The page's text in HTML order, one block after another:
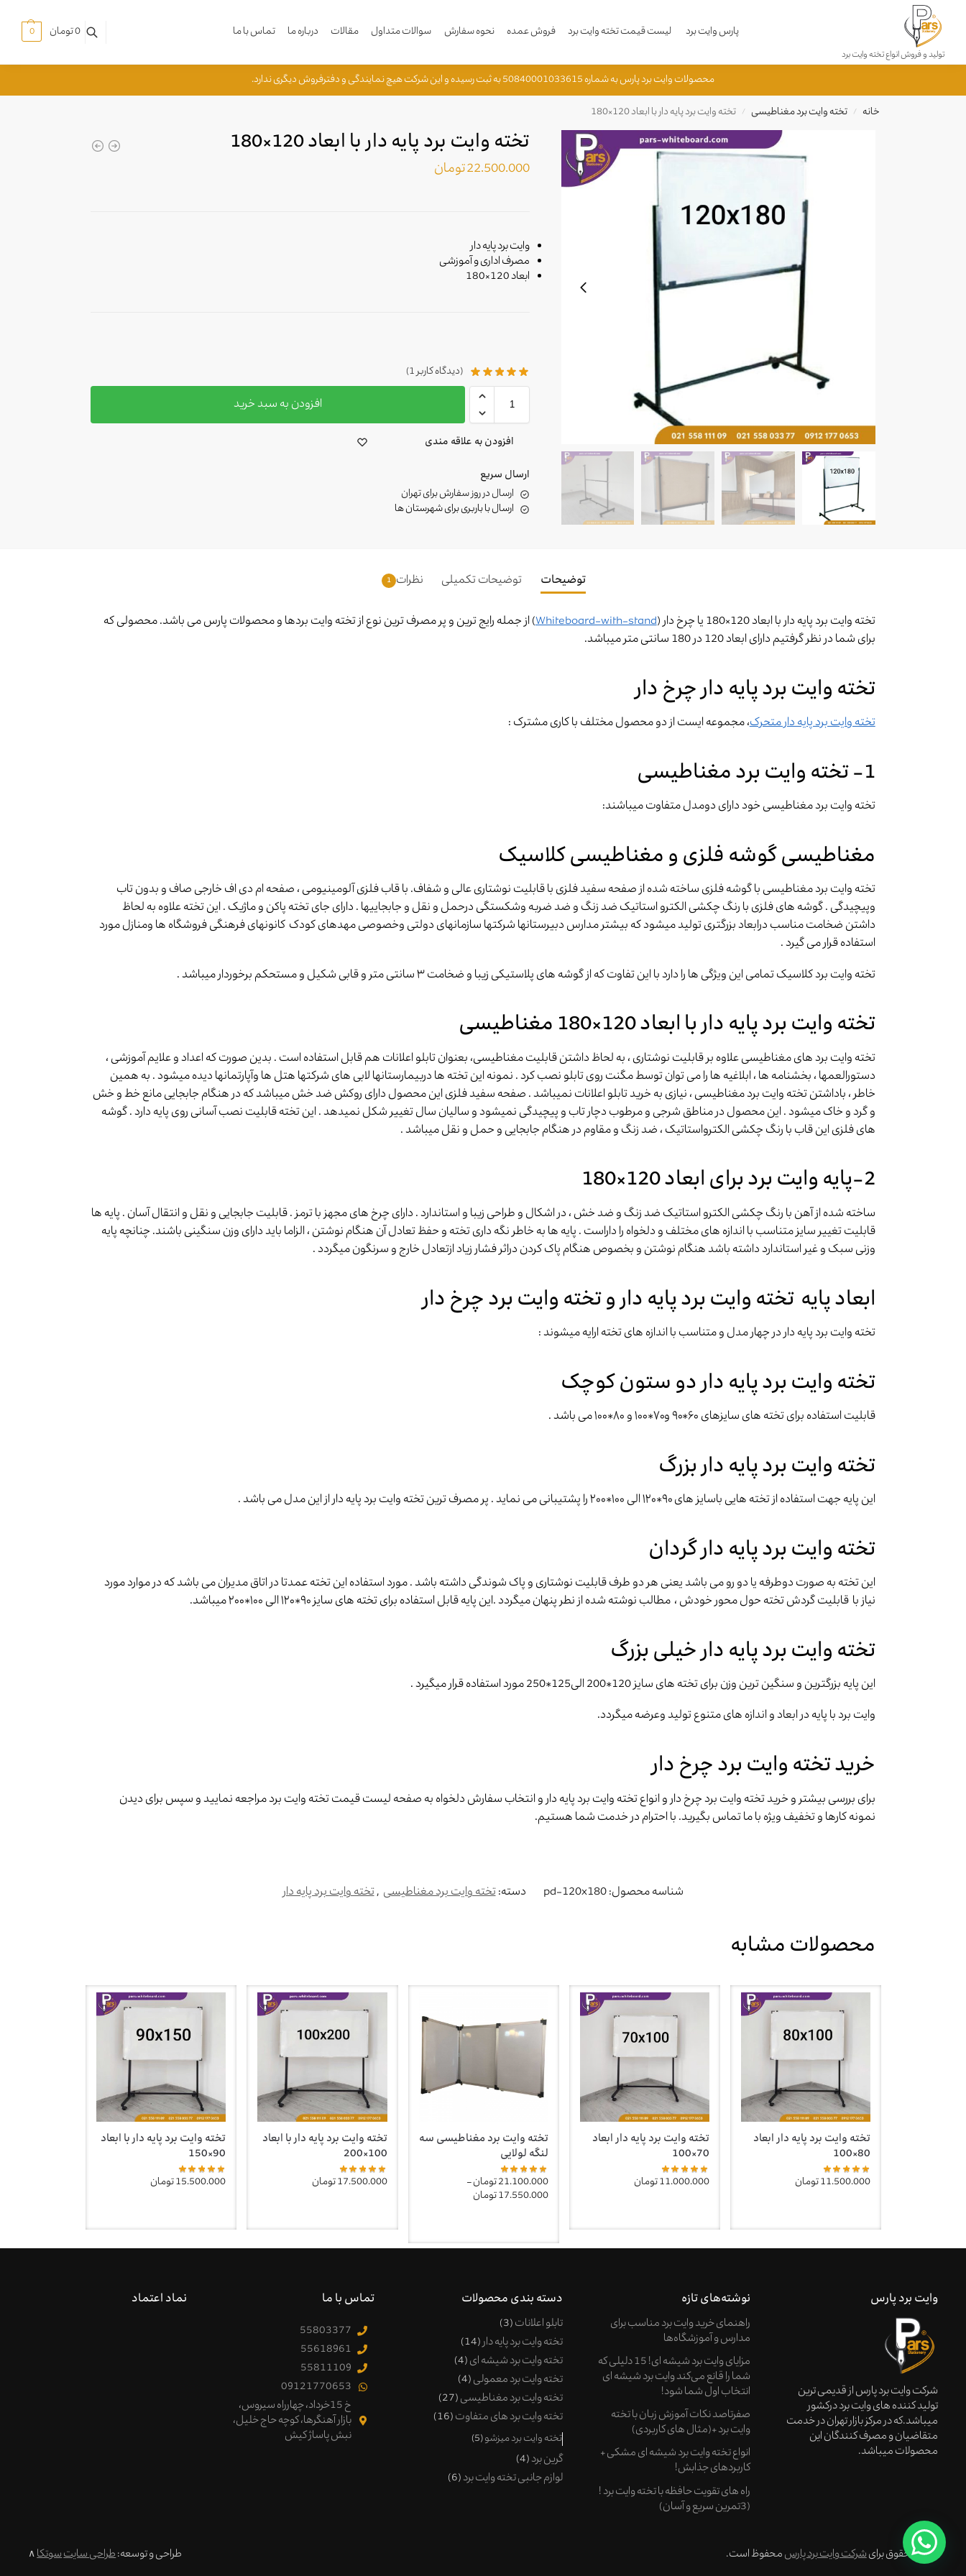
تولید و فروش انواع تخته وایت برد
پارس وایت برد لیست قیمت تخته وایت برد فروش عمده نحوه سفارش سوالات متداول مقالات درباره ما تماس با ما
محصولات جدید
جستجو
0تومان 0
محصولات وایت برد پارس به شماره 50840001033615 به ثبت رسیده و این شرکت هیچ نمایندگی و دفترفروش دیگری ندارد.
خانه / تخته وایت برد مغناطیسی / تخته وایت برد پایه دار با ابعاد 120×180
تخته وایت برد پایه دار با ابعاد 120×180
22.500.000تومان
وایت برد پایه دار
مصرف اداری و آموزشی
ابعاد 120×180
(دیدگاه کاربر1
)
افزودن به سبد خرید
افزودن به علاقه مندی
ارسال سریع
ارسال در روز سفارش برای تهران
ارسال با باربری برای شهرستان ها
توضیحات توضیحات تکمیلی نظرات 1
تخته وایت برد پایه دار با ابعاد 120×180 یا چرخ دار ( Whiteboard-with-stand) از جمله رایج ترین و پر مصرف ترین نوع از تخته وایت بردها و محصولات پارس می باشد. محصولی که
برای شما در نظر گرفتیم دارای ابعاد 120 در 180 سانتی متر میباشد.
تخته وایت برد پایه دار چرخ دار
تخته وایت برد پایه دار متحرک، مجموعه ایست از دو محصول مختلف با کاری مشترک :
1- تخته وایت برد مغناطیسی
تخته وایت برد مغناطیسی خود دارای دومدل متفاوت میباشند:
مغناطیسی گوشه فلزی و مغناطیسی کلاسیک
تخته وایت برد مغناطیسی با گوشه فلزی ساخته شده از صفحه سفید فلزی با قابلیت نوشتاری عالی و شفاف. با قاب فلزی آلومینیومی ، صفحه ام دی اف خارجی صاف و بدون تاب
وپیچیدگی . گوشه های فلزی با رنگ چکشی الکترو استاتیک ضد زنگ و ضد ضربه وشکستگی درحمل و نقل و جابجاییها . دارای جای تخته پاکن و ماژیک . این تخته علاوه به لحاظ
داشتن ضخامت مناسب درابعاد بزرگتری تولید میشود که بیشتر مدارس دبیرستانها شرکتها سازمانهای دولتی وخصوصی مهدهای کودک کانونهای فرهنگی فروشگاه ها ومنازل مورد
استفاده قرار می گیرد .
تخته وایت برد کلاسیک تمامی این ویژگی ها را دارد با این تفاوت که از گوشه های پلاستیکی زیبا و ضخامت ۳ سانتی متر و قابی شکیل و مستحکم برخوردار میباشد .
تخته وایت برد پایه دار با ابعاد 120×180 مغناطیسی
تخته وایت برد های مغناطیسی علاوه بر قابلیت نوشتاری ، به لحاظ داشتن قابلیت مغناطیسی، بعنوان تابلو اعلانات هم قابل استفاده است . بدین صورت که اعداد و علایم آموزشی ،
دستورالعمها ، بخشنامه ها ، ابلاغیه ها را می توان توسط مگنت روی تابلو نصب کرد . نمونه این تخته ها دربیمارستانها لابی های شرکتها هتل ها وآپارتمانها دیده میشود . به همین
خاطر ، باداشتن تخته وایت برد مغناطیسی ، نیازی به خرید تابلو اعلانات نمیباشد . صفحه سفید فلزی این محصول دارای روکش ضد خش میباشد که در هنگام جابجایی مانع خط و خش
و گرد و خاک میشود . این محصول در مناطق شرجی و مرطوب دچار تاب و پیچیدگی نمیشود و سالیان سال تغییر شکل نمیدهد . این تخته قابلیت نصب آسانی روی پایه دارد . گوشه
های فلزی این قاب با رنگ چکشی الکترواستاتیک ، ضد زنگ و مقاوم در هنگام جابجایی و حمل و نقل میباشد .
2-پایه وایت برد برای ابعاد 120×180
ساخته شده از آهن با رنگ چکشی الکترو استاتیک ضد زنگ و ضد خش ، در اشکال و طراحی زیبا و استاندارد . دارای چرخ های مجهز با ترمز . قابلیت جابجایی و نقل و انتقال آسان . پایه ها
قابلیت تغییر سایز متناسب با اندازه های مختلف و دلخواه را داراست . پایه ها به خاطر نگه داری تخته و حفظ تعادل آن هنگام نوشتن ، الزاما باید دارای وزن سنگینی باشند. چنانچه پایه
وزنی سبک و غیر استاندارد داشته باشد هنگام نوشتن و بخصوص هنگام پاک کردن دراثر فشار زیاد ازتعادل خارج و سرنگون میگردد .
ابعاد پایه تخته وایت برد پایه دار و تخته وایت برد چرخ دار
تخته وایت برد پایه دار در چهار مدل و متناسب با اندازه های تخته ارایه میشوند :
تخته وایت برد پایه دار دو ستون کوچک
قابلیت استفاده برای تخته های سایزهای ۶۰*۹۰ و۷۰*۱۰۰ و ۸۰*۱۰۰ می باشد .
تخته وایت برد پایه دار بزرگ
این پایه جهت استفاده از تخته هایی باسایز های ۹۰*۱۲۰ الی ۱۰۰*۲۰۰ را پشتیبانی می نماید . پر مصرف ترین تخته وایت برد پایه دار از این مدل می باشد .
تخته وایت برد پایه دار گردان
این تخته به صورت دوطرفه یا دو رو می باشد یعنی هر دو طرف قابلیت نوشتاری و پاک شوندگی داشته باشد . مورد استفاده این تخته عمدتا در اتاق مدیران می باشد که در موارد مورد
نیاز با قابلیت گردش تخته حول محور خودش ، مطالب نوشته شده از نطر پنهان میگردد .این پایه قابل استفاده برای تخته های سایز ۹۰*۱۲۰ الی ۱۰۰*۲۰۰ میباشد.
تخته وایت برد پایه دار خیلی بزرگ
این پایه بزرگترین و سنگین ترین وزن برای تخته های سایز 120*200 الی125*250 مورد استفاده قرار میگیرد .
وایت برد با پایه در ابعاد و اندازه های متنوع تولید وعرضه میگردد.
خرید تخته وایت برد چرخ دار
برای بررسی بیشتر و خرید تخته وایت برد چرخ دار و انواع تخته وایت برد پایه دار و انتخاب سفارش دلخواه به صفحه لیست قیمت تخته وایت برد مراجعه نمایید و سپس برای دیدن
نمونه کارها و تخفیف ویژه با ما تماس بگیرید. با احترام در خدمت شما هستیم.
شناسه محصول:pd-120x180 دسته:تخته وایت برد مغناطیسی ,تخته وایت برد پایه دار
محصولات مشابه
تخته وایت برد پایه دار ابعاد
80×100
11.500.000تومان
تخته وایت برد پایه دار ابعاد
70×100
11.000.000تومان
تخته وایت برد مغناطیسی سه
لنگه لولایی
21.100.000تومان–
17.550.000تومان
تخته وایت برد پایه دار با ابعاد
100×200
17.500.000تومان
تخته وایت برد پایه دار با ابعاد
90×150
15.500.000تومان
وایت برد پارس
شرکت وایت برد پارس از قدیمی ترین
تولید کننده های وایت برد درکشور
میباشد.که در مرکز بازار تهران در خدمت
متقاضیان و مصرف کنندگان این
محصولات میباشد.
نوشته‌های تازه
راهنمای خرید وایت‌ برد مناسب برای
مدارس و آموزشگاه‌ها
مزایای وایت برد شیشه ای! 15 دلیلی که
شما را قانع می‌کند وایت برد شیشه ای
انتخاب اول شما شود!
صفرتاصد نکات آموزش زبان با تخته
وایت برد +(مثال های کاربردی)
انواع تخته وایت برد شیشه ای مشکی +
کاربردهای جذابش!
راه های تقویت حافظه با تخته وایت برد !
(3تمرین سریع و آسان)
دسته بندی محصولات
تابلو اعلانات 3
تخته وایت برد پایه دار 14
تخته وایت برد شیشه ای 4
تخته وایت برد معمولی 4
تخته وایت برد مغناطیسی 27
تخته وایت برد های متفاوت 16
تخته وایت برد میزشو 5
گرین برد 4
لوازم جانبی تخته وایت برد 6
تماس با ما
55803377
55618961
55811109
09121770653
خ 15خرداد، چهارراه سیروس،
بازار آهنگرها، کوچه حاج خلیل،
نبش پاساژ کیش
نماد اعتماد
© کلیه حقوق برایشرکت وایت برد پارسمحفوظ است. طراحی و توسعه:طراحی سایتسوتکا∧